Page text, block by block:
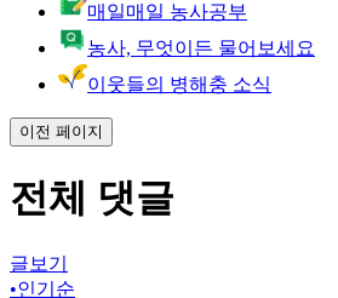
매일매일 농사공부
농사, 무엇이든 물어보세요
이웃들의 병해충 소식
이전 페이지
전체 댓글
글보기
•인기순